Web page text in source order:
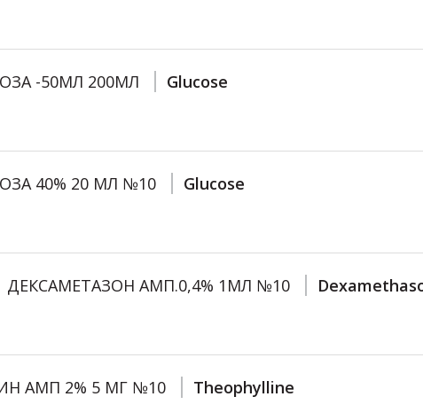
-50МЛ 200МЛ Glucose
40% 20 МЛ №10 Glucose
ДЕКСАМЕТАЗОН АМП.0,4% 1МЛ №10
АМП 2% 5 МГ №10 Theophylline